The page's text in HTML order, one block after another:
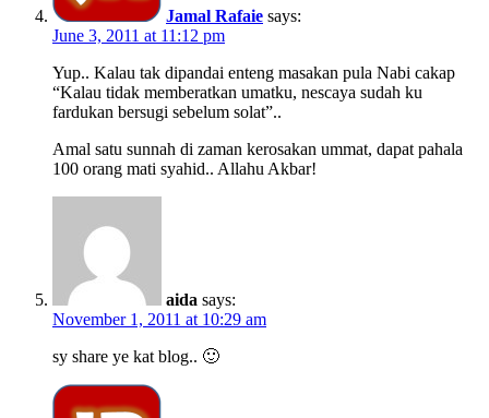
Jamal Rafaie says:
June 3, 2011 at 11:12 pm
Yup.. Kalau tak dipandai enteng masakan pula Nabi cakap
“Kalau tidak memberatkan umatku, nescaya sudah ku
fardukan bersugi sebelum solat”..
Amal satu sunnah di zaman kerosakan ummat, dapat pahala
100 orang mati syahid.. Allahu Akbar!
aida says:
November 1, 2011 at 10:29 am
sy share ye kat blog.. 🙂